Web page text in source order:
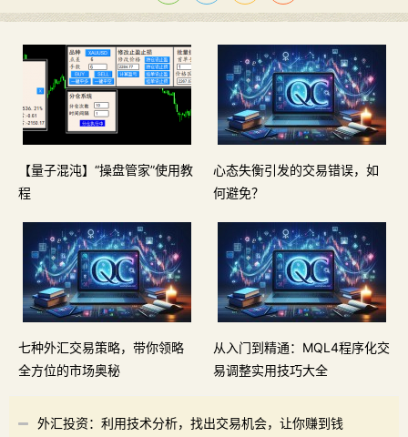
【量子混沌】“操盘管家”使用教
程
心态失衡引发的交易错误，如
何避免？
七种外汇交易策略，带你领略
全方位的市场奥秘
从入门到精通：MQL4程序化交
易调整实用技巧大全
外汇投资：利用技术分析，找出交易机会，让你赚到钱